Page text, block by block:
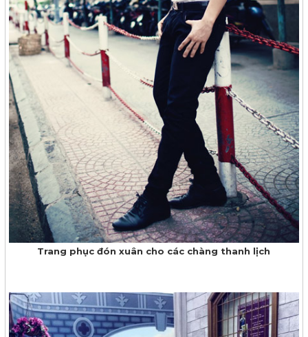
Trang phục đón xuân cho các chàng thanh lịch